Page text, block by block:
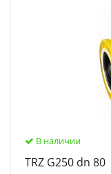
В наличии
TRZ G250 dn 80